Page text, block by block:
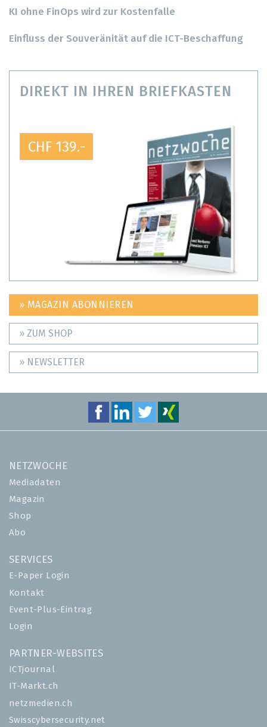
KI ohne FinOps wird zur Kostenfalle
Einfluss der Souveränität auf die ICT-Beschaffung
DIREKT IN IHREN BRIEFKASTEN
CHF 139.-
» MAGAZIN ABONNIEREN
» ZUM SHOP
» NEWSLETTER
NETZWOCHE
Mediadaten
Magazin
Shop
Abo
SERVICES
E-Paper Login
Kontakt
Event-Plus-Eintrag
Login
PARTNER-WEBSITES
ICTjournal
IT-Markt.ch
netzmedien.ch
Swisscybersecurity.net